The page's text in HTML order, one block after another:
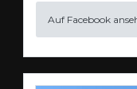
Auf Facebook